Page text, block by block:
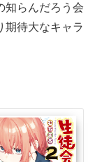
知らんだろう会
待大なキャラ